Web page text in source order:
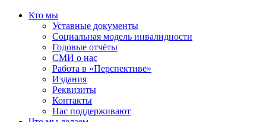
Кто мы
Уставные документы
Социальная модель инвалидности
Годовые отчёты
СМИ о нас
Работа в «Перспективе»
Издания
Реквизиты
Контакты
Нас поддерживают